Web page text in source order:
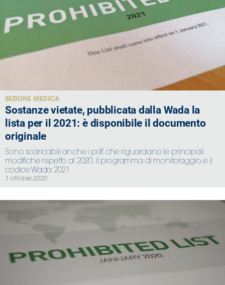
SEZIONE MEDICA
Sostanze vietate, pubblicata dalla Wada la
lista per il 2021: è disponibile il documento
originale
Sono scaricabili anche i pdf che riguardano le principali
modifiche rispetto al 2020, il programma di monitoraggio e il
codice Wada 2021
1 ottobre 2020